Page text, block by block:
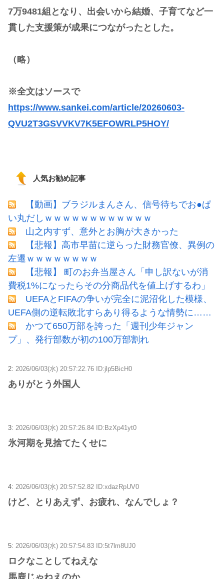
7万9481組となり、出会いから結婚、子育てなど一
貫した支援策が成果につながったとした。
（略）
※全文はソースで
https://www.sankei.com/article/20260603-
QVU2T3GSVVKV7K5EFOWRLP5HOY/
人気お勧め記事
【動画】ブラジルまんさん、信号待ちでお●ぱ
い丸だしｗｗｗｗｗｗｗｗｗｗｗｗ
山之内すず、意外とお胸が大きかった
【悲報】高市早苗に逆らった財務官僚、異例の
左遷ｗｗｗｗｗｗｗｗ
【悲報】 町のお弁当屋さん「申し訳ないが消
費税1%になったらその分商品代を値上げするわ」
UEFAとFIFAの争いが完全に泥沼化した模様、
UEFA側の逆転敗北すらあり得るような情勢に……
かつて650万部を誇った「週刊少年ジャン
プ」、発行部数が初の100万部割れ
2: 2026/06/03(水) 20:57:22.76 ID:jlp5BicH0
ありがとう外国人
3: 2026/06/03(水) 20:57:26.84 ID:BzXp41yt0
氷河期を見捨てたくせに
4: 2026/06/03(水) 20:57:52.82 ID:xdazRpUV0
けど、とりあえず、お疲れ、なんでしょ？
5: 2026/06/03(水) 20:57:54.83 ID:5t7lm8UJ0
ロクなことしてねえな
馬鹿じゃねえのか